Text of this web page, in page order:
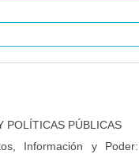
POLÍTICAS PÚBLICAS
Información y Poder: